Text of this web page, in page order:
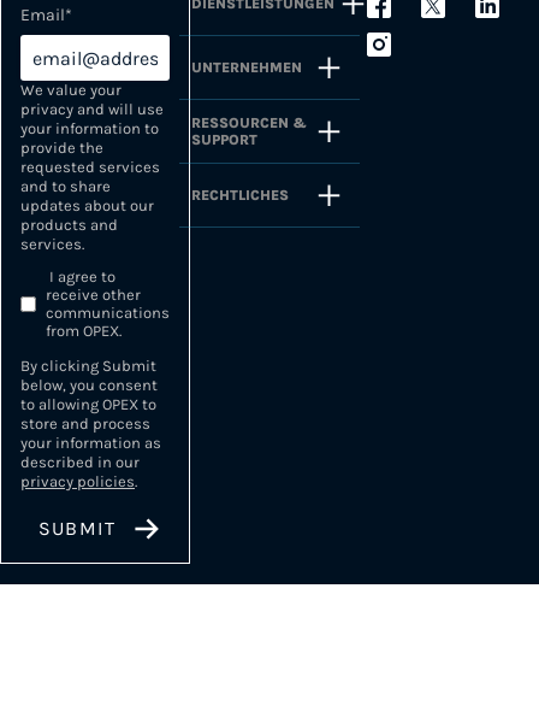
Email*
We value your
privacy and will use
your information to
provide the
requested services
and to share
updates about our
products and
services.
I agree to
receive other
communications
from OPEX.
By clicking Submit
below, you consent
to allowing OPEX to
store and process
your information as
described in our
privacy policies.
DIENSTLEISTUNGEN
UNTERNEHMEN
RESSOURCEN &
SUPPORT
RECHTLICHES